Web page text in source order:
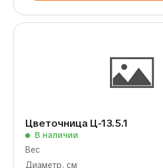
Цветочница Ц-13.5.1
В наличии
Вес
Диаметр, см